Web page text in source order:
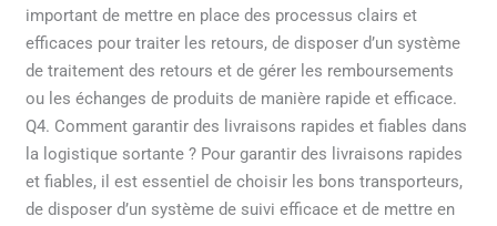
important de mettre en place des processus clairs et
efficaces pour traiter les retours, de disposer d’un système
de traitement des retours et de gérer les remboursements
ou les échanges de produits de manière rapide et efficace.
Q4. Comment garantir des livraisons rapides et fiables dans
la logistique sortante ? Pour garantir des livraisons rapides
et fiables, il est essentiel de choisir les bons transporteurs,
de disposer d’un système de suivi efficace et de mettre en